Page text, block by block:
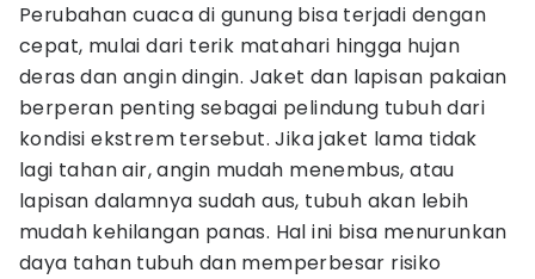
Perubahan cuaca di gunung bisa terjadi dengan
cepat, mulai dari terik matahari hingga hujan
deras dan angin dingin. Jaket dan lapisan pakaian
berperan penting sebagai pelindung tubuh dari
kondisi ekstrem tersebut. Jika jaket lama tidak
lagi tahan air, angin mudah menembus, atau
lapisan dalamnya sudah aus, tubuh akan lebih
mudah kehilangan panas. Hal ini bisa menurunkan
daya tahan tubuh dan memperbesar risiko